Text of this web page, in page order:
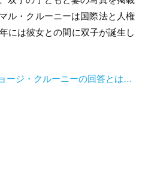
ル・クルーニーは国際法と人権
には彼女との間に双子が誕生し
ージ・クルーニーの回答とは…